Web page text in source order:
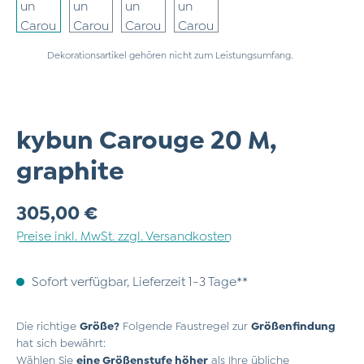
Dekorationsartikel gehören nicht zum Leistungsumfang.
kybun Carouge 20 M,
graphite
Regulärer Preis:
305,00 €
Preise inkl. MwSt. zzgl. Versandkosten
Sofort verfügbar, Lieferzeit 1-3 Tage**
Die richtige Größe? Folgende Faustregel zur Größenfindung
hat sich bewährt:
Wählen Sie eine Größenstufe höher als Ihre übliche